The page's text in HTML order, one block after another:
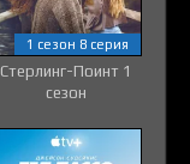
Стерлинг-Поинт 1
сезон
1 сезон 8 серия